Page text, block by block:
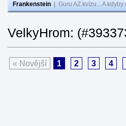
Frankenstein Guru AZ kvízu... A
VelkyHrom:
« Novější 1 2 3 4